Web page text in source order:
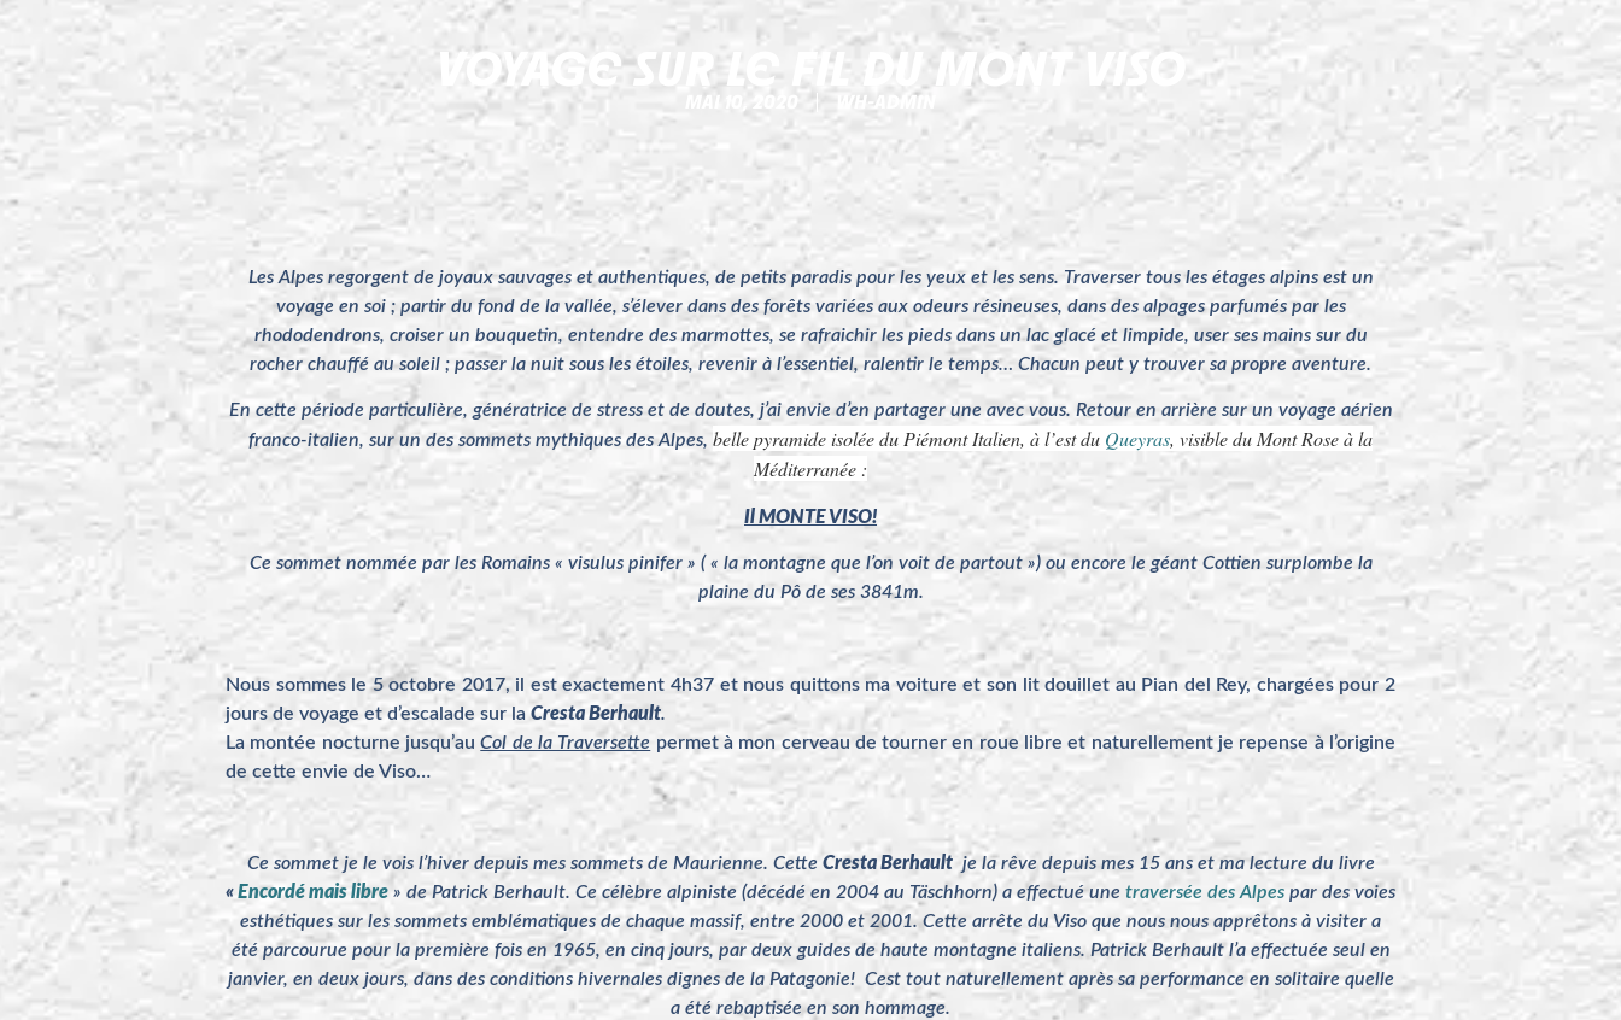
VOYAGE SUR LE FIL DU MONT VISO
MAI 10, 2020 WH-ADMIN
Les Alpes regorgent de joyaux sauvages et authentiques, de petits paradis pour les yeux et les sens. Traverser tous les étages alpins est un
voyage en soi ; partir du fond de la vallée, s’élever dans des forêts variées aux odeurs résineuses, dans des alpages parfumés par les
rhododendrons, croiser un bouquetin, entendre des marmottes, se rafraichir les pieds dans un lac glacé et limpide, user ses mains sur du
rocher chauffé au soleil ; passer la nuit sous les étoiles, revenir à l’essentiel, ralentir le temps… Chacun peut y trouver sa propre aventure.
En cette période particulière, génératrice de stress et de doutes, j’ai envie d’en partager une avec vous. Retour en arrière sur un voyage aérien
franco-italien, sur un des sommets mythiques des Alpes, belle pyramide isolée du Piémont Italien, à l’est du Queyras, visible du Mont Rose à la
Méditerranée :
Il MONTE VISO!
Ce sommet nommée par les Romains « visulus pinifer » ( « la montagne que l’on voit de partout ») ou encore le géant Cottien surplombe la
plaine du Pô de ses 3841m.
Nous sommes le 5 octobre 2017, il est exactement 4h37 et nous quittons ma voiture et son lit douillet au Pian del Rey, chargées pour 2
jours de voyage et d’escalade sur laCresta Berhault.
La montée nocturne jusqu’auCol de la Traversette permet à mon cerveau de tourner en roue libre et naturellement je repense à l’origine
de cette envie de Viso…
Ce sommet je le vois l’hiver depuis mes sommets de Maurienne. Cette Cresta Berhaultje la rêve depuis mes 15 ans et ma lecture du livre
«Encordé mais libre» de Patrick Berhault. Ce célèbre alpiniste (décédé en 2004 au Täschhorn) a effectué une traversée des Alpes par des voies
esthétiques sur les sommets emblématiques de chaque massif, entre 2000 et 2001. Cette arrête du Viso que nous nous apprêtons à visiter a
été parcourue pour la première fois en 1965, en cinq jours, par deux guides de haute montagne italiens. Patrick Berhault l’a effectuée seul en
janvier, en deux jours, dans des conditions hivernales dignes de la Patagonie! Cest tout naturellement après sa performance en solitaire quelle
a été rebaptisée en son hommage.